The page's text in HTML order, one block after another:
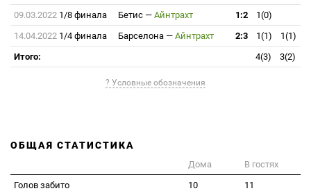
09.03.2022 1/8 финала Бетис — Айнтрахт 1:2
1(0)
14.04.2022 1/4 финала Барселона — Айнтрахт 2:3 1(1)
1(1)
Итого:
4(3) 3(2)
? Условные обозначения
ОБЩАЯ СТАТИСТИКА
Дома
В гостях
Голов забито
10
11